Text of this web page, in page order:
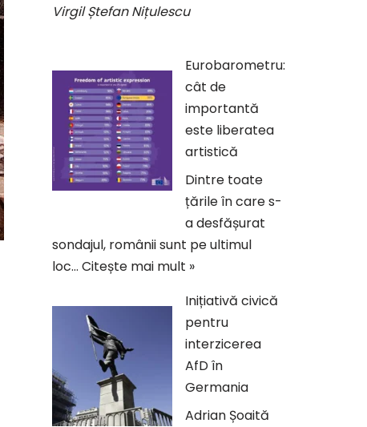
Virgil Ștefan Nițulescu
Eurobarometru:
cât de
importantă
este liberatea
artistică
Dintre toate
țările în care s-
a desfășurat
sondajul, românii sunt pe ultimul
loc… Citește mai mult »
Inițiativă civică
pentru
interzicerea
AfD în
Germania
Adrian Șoaită